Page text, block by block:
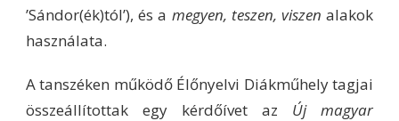
’Sándor(ék)tól’), és a megyen, teszen, viszen alakok
használata.
A tanszéken működő Élőnyelvi Diákműhely tagjai
összeállítottak egy kérdőívet az Új magyar